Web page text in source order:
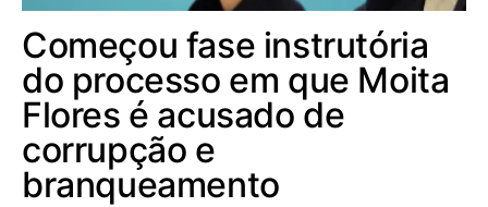
Começou fase instrutória
do processo em que Moita
Flores é acusado de
corrupção e
branqueamento